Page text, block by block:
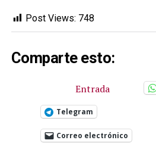
Post Views: 748
Comparte esto:
Entrada
Telegram
Correo electrónico